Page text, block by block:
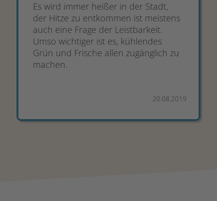
Es wird immer heißer in der Stadt,
der Hitze zu entkommen ist meistens
auch eine Frage der Leistbarkeit.
Umso wichtiger ist es, kühlendes
Grün und Frische allen zugänglich zu
machen.
20.08.2019